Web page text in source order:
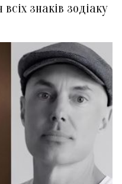
знаків зодіаку